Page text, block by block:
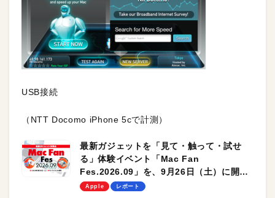
USB接続
（NTT Docomo iPhone 5cで計測）
最新ガジェットを「見て・触って・試せ
る」体験イベント「Mac Fan
Fes.2026.09」を、9月26日（土）に開催
します！
Apple レポート